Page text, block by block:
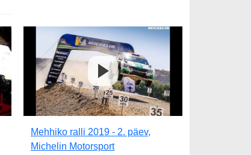
Mehhiko ralli 2019 - 2. päev,
Michelin Motorsport